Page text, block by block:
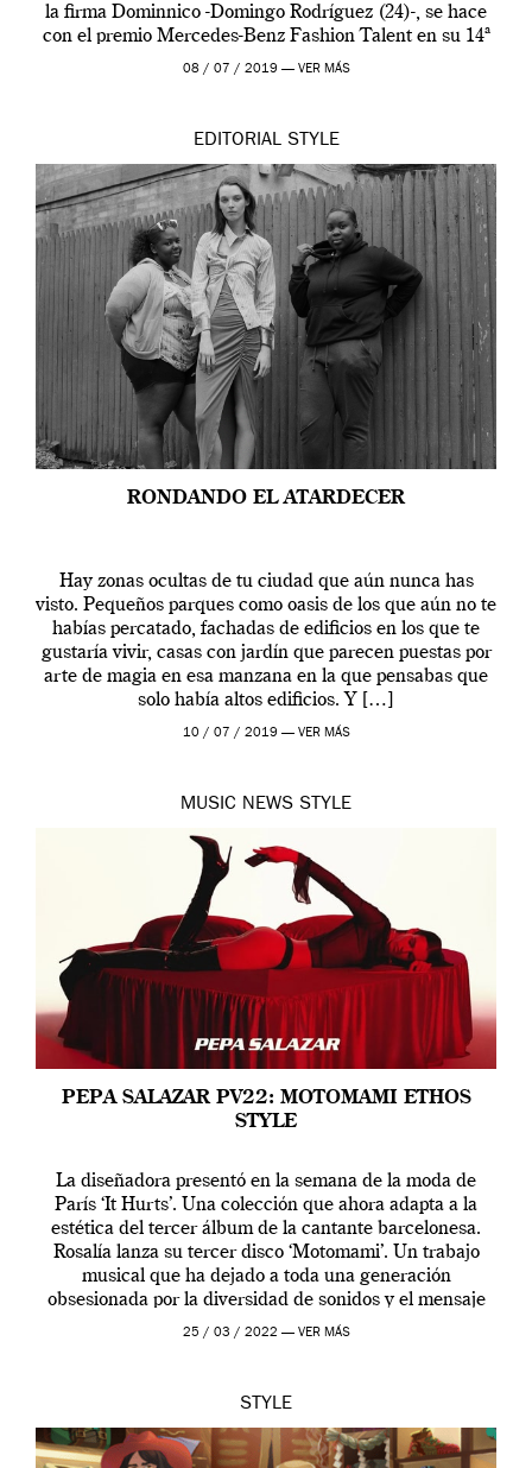
la firma Dominnico -Domingo Rodríguez (24)-, se hace
con el premio Mercedes-Benz Fashion Talent en su 14ª
edición. […]
08 / 07 / 2019 — VER MÁS
EDITORIAL STYLE
RONDANDO EL ATARDECER
Hay zonas ocultas de tu ciudad que aún nunca has
visto. Pequeños parques como oasis de los que aún no te
habías percatado, fachadas de edificios en los que te
gustaría vivir, casas con jardín que parecen puestas por
arte de magia en esa manzana en la que pensabas que
solo había altos edificios. Y […]
10 / 07 / 2019 — VER MÁS
MUSIC NEWS STYLE
PEPA SALAZAR PV22: MOTOMAMI ETHOS
STYLE
La diseñadora presentó en la semana de la moda de
París ‘It Hurts’. Una colección que ahora adapta a la
estética del tercer álbum de la cantante barcelonesa.
Rosalía lanza su tercer disco ‘Motomami’. Un trabajo
musical que ha dejado a toda una generación
obsesionada por la diversidad de sonidos y el mensaje
profundo que […]
25 / 03 / 2022 — VER MÁS
STYLE